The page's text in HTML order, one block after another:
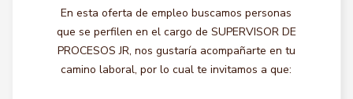
En esta oferta de empleo buscamos personas
que se perfilen en el cargo de SUPERVISOR DE
PROCESOS JR, nos gustaría acompañarte en tu
camino laboral, por lo cual te invitamos a que: